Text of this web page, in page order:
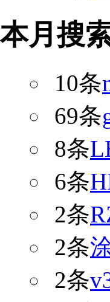
本月搜
10条
69条
8条
6条
2条
2条
2条